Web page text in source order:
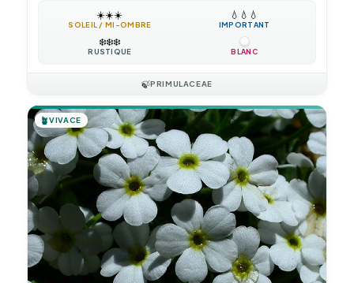
☀️☀️☀️
SOLEIL / MI-OMBRE
💧 💧 💧
IMPORTANT
❄️❄️❄️
RUSTIQUE BLANC
🍃PRIMULACEAE
🪴VIVACE